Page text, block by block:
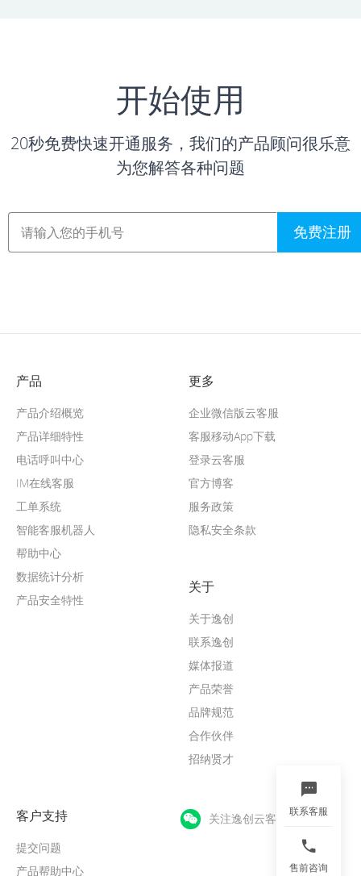
开始使用
20秒免费快速开通服务，我们的产品顾问很乐意
为您解答各种问题
免费注册
产品
产品介绍概览
产品详细特性
电话呼叫中心
IM在线客服
工单系统
智能客服机器人
帮助中心
数据统计分析
产品安全特性
更多
企业微信版云客服
客服移动App下载
登录云客服
官方博客
服务政策
隐私安全条款
关于
关于逸创
联系逸创
媒体报道
产品荣誉
品牌规范
合作伙伴
招纳贤才
客户支持
提交问题
产品帮助中心
关注逸创云客服 联系客服
售前咨询